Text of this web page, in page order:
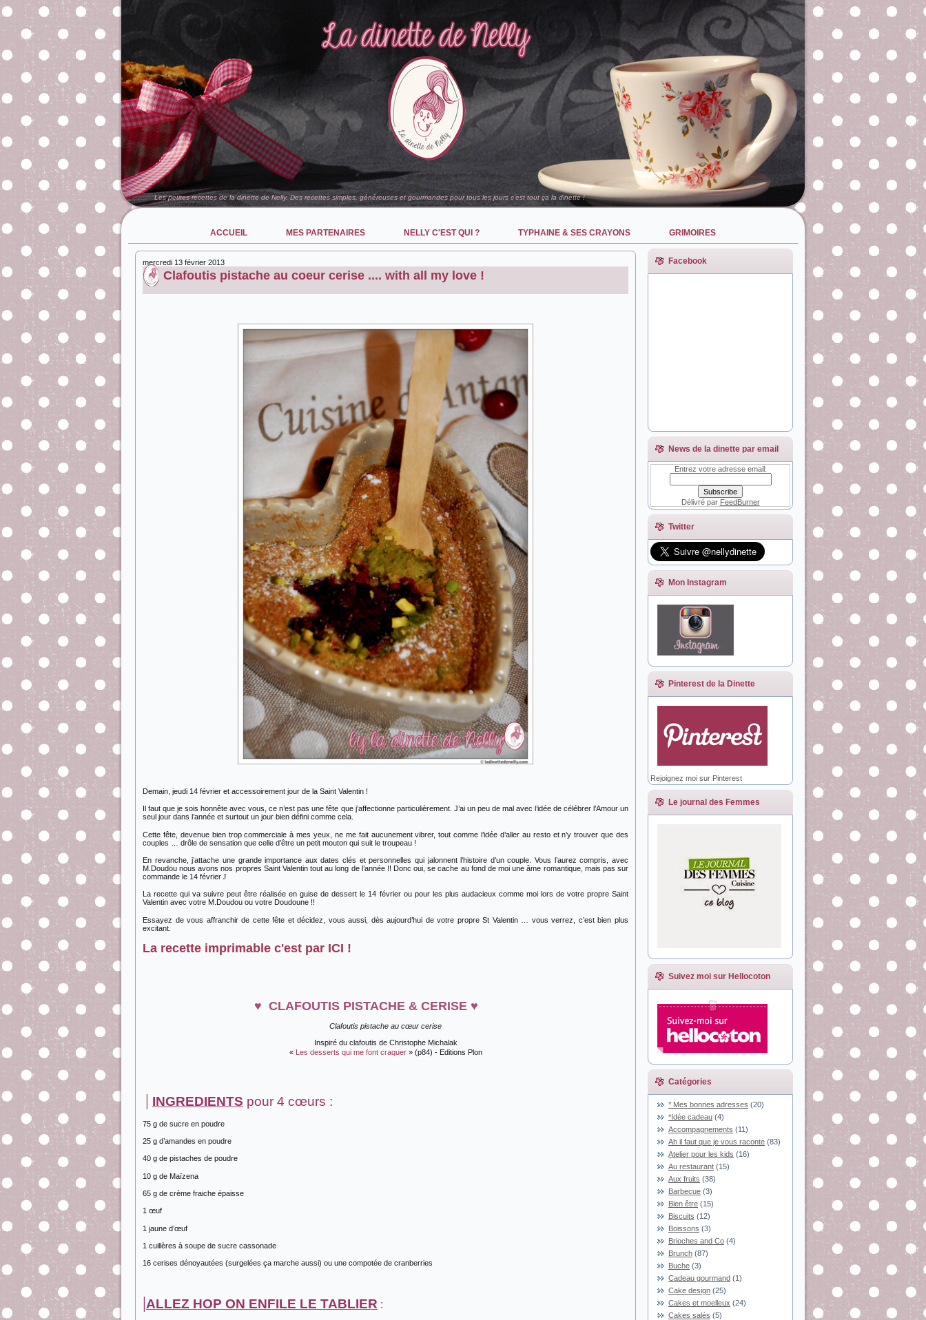
Les petites recettes de la dinette de Nelly. Des recettes simples, généreuses et gourmandes pour tous les jours c'est tout ça la dinette !
ACCUEIL MES PARTENAIRES NELLY C'EST QUI ? TYPHAINE & SES CRAYONS GRIMOIRES
mercredi 13 février 2013
Clafoutis pistache au coeur cerise .... with all my love !
Demain, jeudi 14 février et accessoirement jour de la Saint Valentin !
Il faut que je sois honnête avec vous, ce n’est pas une fête que j’affectionne particulièrement. J’ai un peu de mal avec l’idée de célébrer l’Amour un
seul jour dans l’année et surtout un jour bien défini comme cela.
Cette fête, devenue bien trop commerciale à mes yeux, ne me fait aucunement vibrer, tout comme l’idée d’aller au resto et n’y trouver que des
couples … drôle de sensation que celle d’être un petit mouton qui suit le troupeau !
En revanche, j’attache une grande importance aux dates clés et personnelles qui jalonnent l’histoire d’un couple. Vous l’aurez compris, avec
M.Doudou nous avons nos propres Saint Valentin tout au long de l’année !! Donc oui, se cache au fond de moi une âme romantique, mais pas sur
commande le 14 février J
La recette qui va suivre peut être réalisée en guise de dessert le 14 février ou pour les plus audacieux comme moi lors de votre propre Saint
Valentin avec votre M.Doudou ou votre Doudoune !!
Essayez de vous affranchir de cette fête et décidez, vous aussi, dès aujourd’hui de votre propre St Valentin … vous verrez, c’est bien plus
excitant.
La recette imprimable c'est par ICI !
♥ CLAFOUTIS PISTACHE & CERISE ♥
Clafoutis pistache au cœur cerise
Inspiré du clafoutis de Christophe Michalak
« Les desserts qui me font craquer» (p84) - Editions Plon
INGREDIENTS pour 4 cœurs :
75 g de sucre en poudre
25 g d’amandes en poudre
40 g de pistaches de poudre
10 g de Maïzena
65 g de crème fraiche épaisse
1 œuf
1 jaune d’œuf
1 cuillères à soupe de sucre cassonade
16 cerises dénoyautées (surgelées ça marche aussi) ou une compotée de cranberries
|ALLEZ HOP ON ENFILE LE TABLIER :
Facebook
News de la dinette par email
Entrez votre adresse email:
Délivré par FeedBurner
Twitter
Mon Instagram
Pinterest de la Dinette
Rejoignez moi sur Pinterest
Le journal des Femmes
Suivez moi sur Hellocoton
Catégories
* Mes bonnes adresses (20)
*Idée cadeau (4)
Accompagnements (11)
Ah il faut que je vous raconte (83)
Atelier pour les kids (16)
Au restaurant (15)
Aux fruits (38)
Barbecue (3)
Bien être (15)
Biscuits (12)
Boissons (3)
Brioches and Co (4)
Brunch (87)
Buche (3)
Cadeau gourmand (1)
Cake design (25)
Cakes et moelleux (24)
Cakes salés (5)